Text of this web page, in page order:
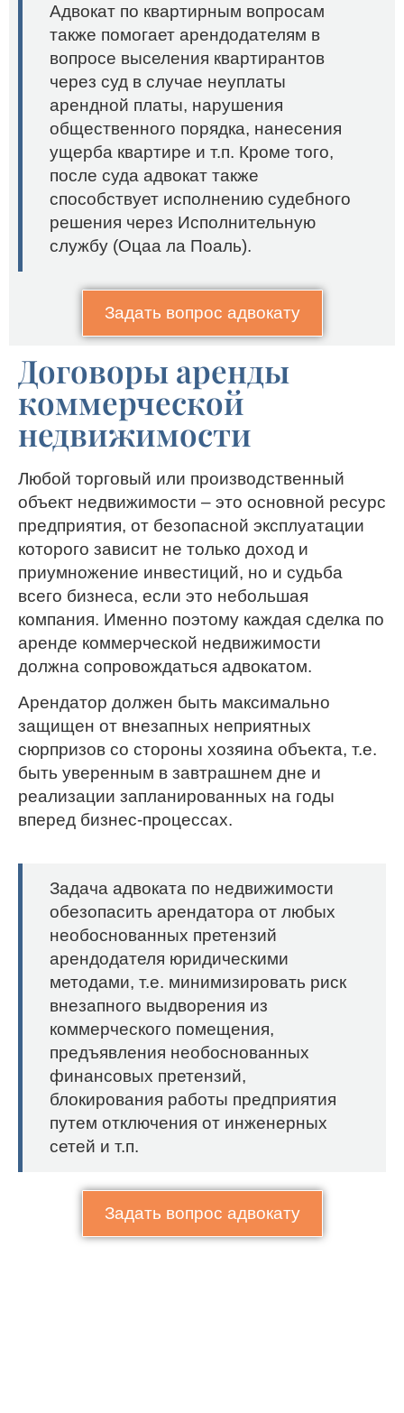
Адвокат по квартирным вопросам
также помогает арендодателям в
вопросе выселения квартирантов
через суд в случае неуплаты
арендной платы, нарушения
общественного порядка, нанесения
ущерба квартире и т.п. Кроме того,
после суда адвокат также
способствует исполнению судебного
решения через Исполнительную
службу (Оцаа ла Поаль).
Задать вопрос адвокату
Договоры аренды
коммерческой
недвижимости
Любой торговый или производственный
объект недвижимости – это основной ресурс
предприятия, от безопасной эксплуатации
которого зависит не только доход и
приумножение инвестиций, но и судьба
всего бизнеса, если это небольшая
компания. Именно поэтому каждая сделка по
аренде коммерческой недвижимости
должна сопровождаться адвокатом.
Арендатор должен быть максимально
защищен от внезапных неприятных
сюрпризов со стороны хозяина объекта, т.е.
быть уверенным в завтрашнем дне и
реализации запланированных на годы
вперед бизнес-процессах.
Задача адвоката по недвижимости
обезопасить арендатора от любых
необоснованных претензий
арендодателя юридическими
методами, т.е. минимизировать риск
внезапного выдворения из
коммерческого помещения,
предъявления необоснованных
финансовых претензий,
блокирования работы предприятия
путем отключения от инженерных
сетей и т.п.
Задать вопрос адвокату